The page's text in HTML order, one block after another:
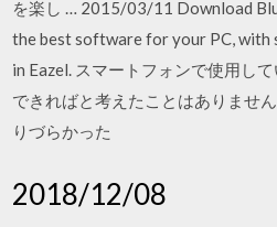
を楽し … 2015/03/11 Download
the best software for your PC, with
in Eazel. スマートフォンで使用し
できればと考えたことはありませ
りづらかった
2018/12/08